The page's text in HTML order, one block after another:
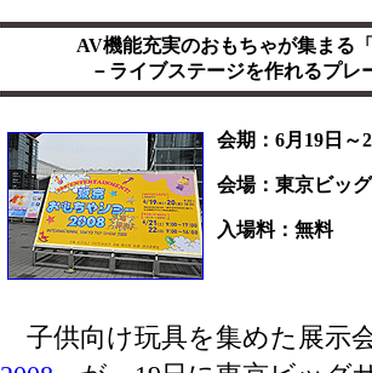
AV機能充実のおもちゃが集まる
－ライブステージを作れるプレ
会期：6月19日～
会場：東京ビッ
入場料：無料
子供向け玩具を集めた展示